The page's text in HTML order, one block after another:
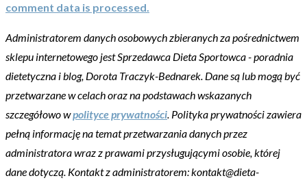
comment data is processed.
Administratorem danych osobowych zbieranych za pośrednictwem
sklepu internetowego jest Sprzedawca Dieta Sportowca - poradnia
dietetyczna i blog, Dorota Traczyk-Bednarek. Dane są lub mogą być
przetwarzane w celach oraz na podstawach wskazanych
szczegółowo wpolityce prywatności. Polityka prywatności zawiera
pełną informację na temat przetwarzania danych przez
administratora wraz z prawami przysługującymi osobie, której
dane dotyczą. Kontakt z administratorem: kontakt@dieta-